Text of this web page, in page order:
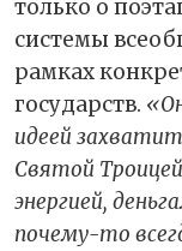
только о
системы
рамках
государств.
идеей
Святой
энергией,
почему-то